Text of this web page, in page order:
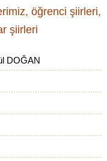
öğrenci şiirleri,
şiirleri
DOĞAN